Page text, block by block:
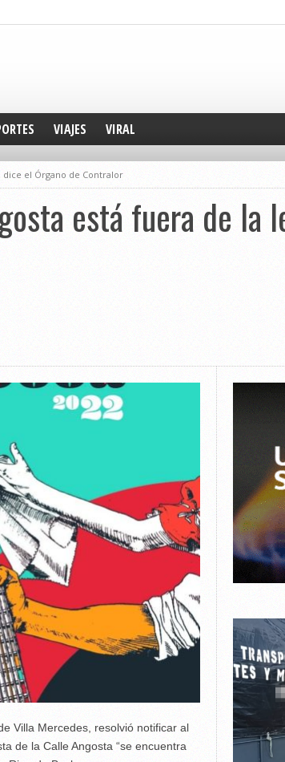
VIAJES VIRAL
dice el Órgano de Contralor
está fuera de la
Villa Mercedes, resolvió notificar al
de la Calle Angosta “se encuentra